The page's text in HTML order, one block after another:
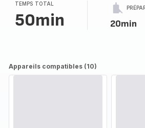
TEMPS TOTAL
50min 20min
Appareils compatibles (10)